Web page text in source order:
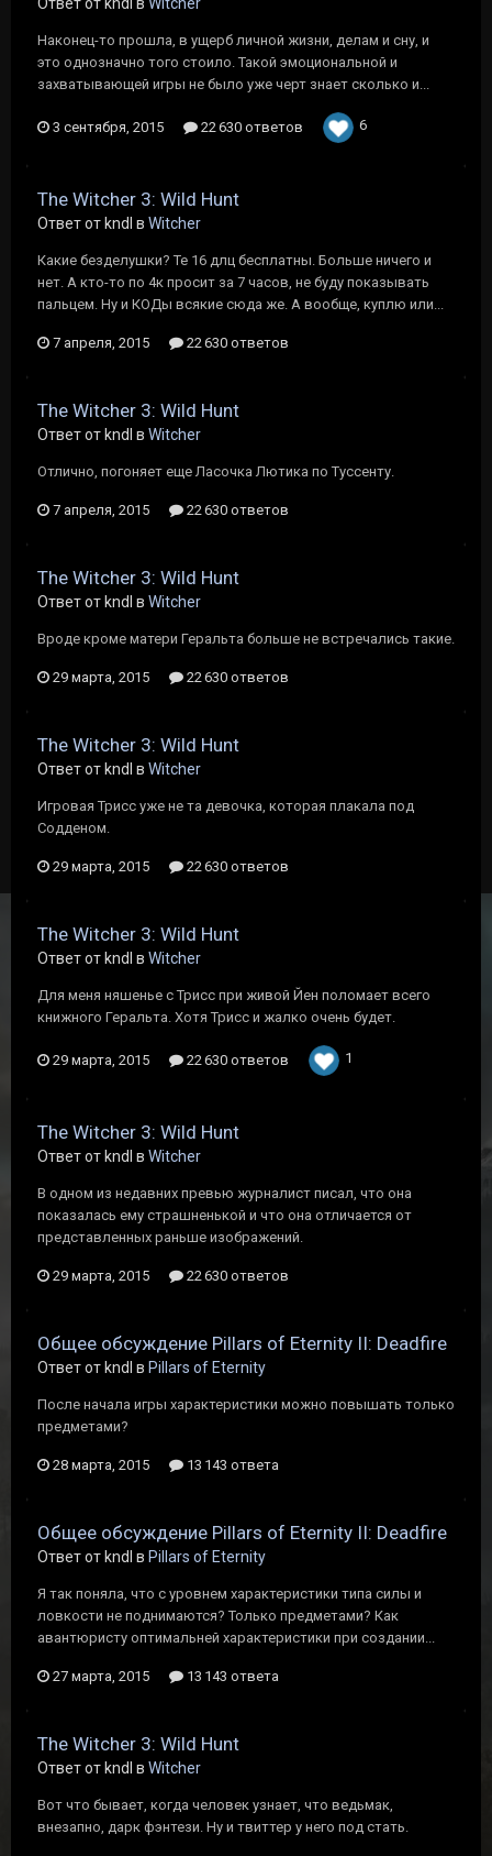
Наконец-то прошла, в ущерб личной жизни, делам и сну, и
это однозначно того стоило. Такой эмоциональной и
захватывающей игры не было уже черт знает сколько и...
3 сентября, 2015 22 630 ответов 6
The Witcher 3: Wild Hunt
Ответ от kndl в Witcher
Какие безделушки? Те 16 длц бесплатны. Больше ничего и
нет. А кто-то по 4к просит за 7 часов, не буду показывать
пальцем. Ну и КОДы всякие сюда же. А вообще, куплю или...
7 апреля, 2015 22 630 ответов
The Witcher 3: Wild Hunt
Ответ от kndl в Witcher
Отлично, погоняет еще Ласочка Лютика по Туссенту.
7 апреля, 2015 22 630 ответов
The Witcher 3: Wild Hunt
Ответ от kndl в Witcher
Вроде кроме матери Геральта больше не встречались такие.
29 марта, 2015 22 630 ответов
The Witcher 3: Wild Hunt
Ответ от kndl в Witcher
Игровая Трисс уже не та девочка, которая плакала под
Содденом.
29 марта, 2015 22 630 ответов
The Witcher 3: Wild Hunt
Ответ от kndl в Witcher
Для меня няшенье с Трисс при живой Йен поломает всего
книжного Геральта. Хотя Трисс и жалко очень будет.
29 марта, 2015 22 630 ответов 1
The Witcher 3: Wild Hunt
Ответ от kndl в Witcher
В одном из недавних превью журналист писал, что она
показалась ему страшненькой и что она отличается от
представленных раньше изображений.
29 марта, 2015 22 630 ответов
Общее обсуждение Pillars of Eternity II: Deadfire
Ответ от kndl в Pillars of Eternity
После начала игры характеристики можно повышать только
предметами?
28 марта, 2015 13 143 ответа
Общее обсуждение Pillars of Eternity II: Deadfire
Ответ от kndl в Pillars of Eternity
Я так поняла, что с уровнем характеристики типа силы и
ловкости не поднимаются? Только предметами? Как
авантюристу оптимальней характеристики при создании...
27 марта, 2015 13 143 ответа
The Witcher 3: Wild Hunt
Ответ от kndl в Witcher
Вот что бывает, когда человек узнает, что ведьмак,
внезапно, дарк фэнтези. Ну и твиттер у него под стать.